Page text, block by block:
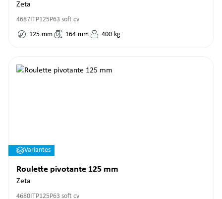
Zeta
4687ITP125P63 soft cv
125 mm 164 mm 400 kg
Variantes
Roulette pivotante 125 mm
Zeta
4680ITP125P63 soft cv